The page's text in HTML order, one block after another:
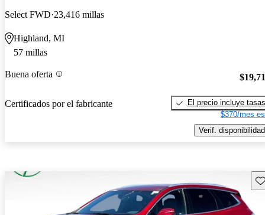
Select FWD 23,416 millas
Highland, MI
57 millas
Buena oferta
Certificados por el fabricante
El precio incluye tasas
$370/mes
Verif. disponibilidad